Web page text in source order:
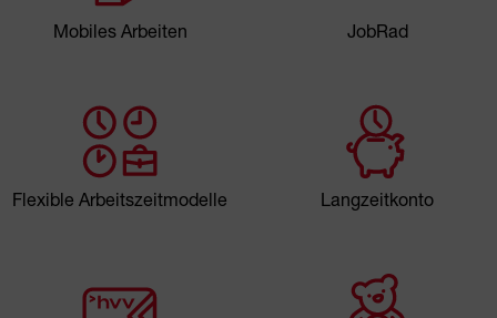
Mobiles Arbeiten JobRad
Flexible Arbeitszeitmodelle Langzeitkonto